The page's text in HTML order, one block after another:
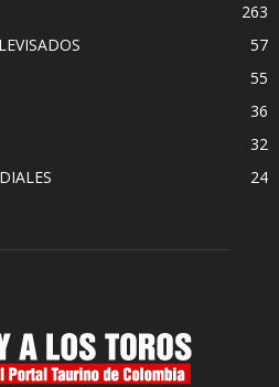
263
57
55
36
32
24